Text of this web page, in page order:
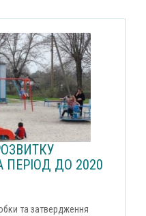
ПЕРІОД ДО 2020
та затвердження